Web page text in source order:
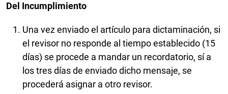
Del Incumplimiento
Una vez enviado el artículo para dictaminación, si
el revisor no responde al tiempo establecido (15
días) se procede a mandar un recordatorio, sí a
los tres días de enviado dicho mensaje, se
procederá asignar a otro revisor.